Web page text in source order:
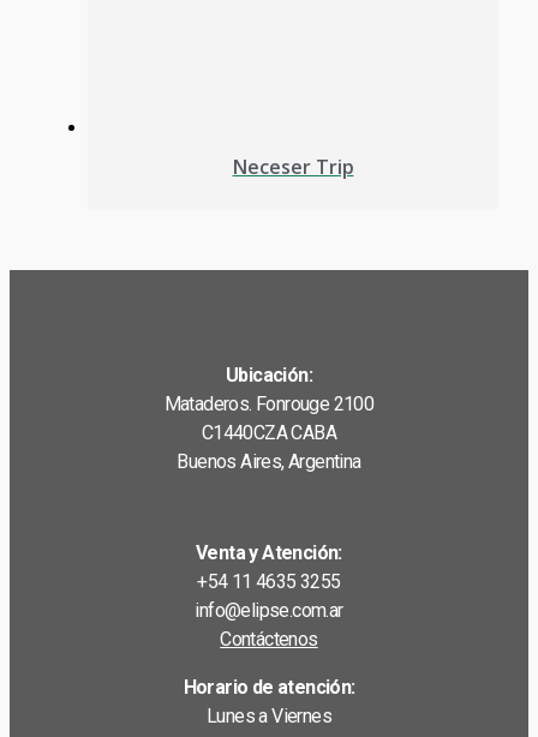
Neceser Trip
Ubicación:
Mataderos. Fonrouge 2100
C1440CZA CABA
Buenos Aires, Argentina
Venta y Atención:
+54 11 4635 3255
info@elipse.com.ar
Contáctenos
Horario de atención:
Lunes a Viernes